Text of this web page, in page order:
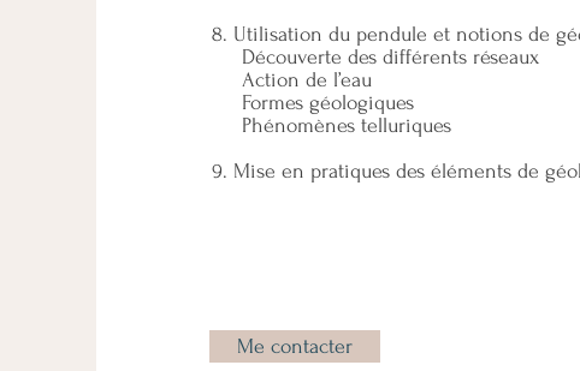
8. Utilisation du pendule et notions de
Découverte des différents réseaux
Action de l’eau
Formes géologiques
Phénomènes telluriques
9. Mise en pratiques des éléments de
Me contacter